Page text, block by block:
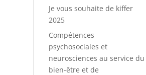
Je vous souhaite de kiffer
2025
Compétences
psychosociales et
neurosciences au service du
bien-être et de